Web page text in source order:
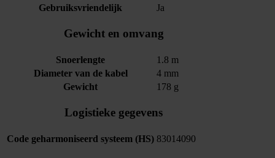
Gebruiksvriendelijk
Ja
Gewicht en omvang
Snoerlengte
1.8 m
Diameter van de kabel
4 mm
Gewicht
178 g
Logistieke gegevens
Code geharmoniseerd systeem (HS) 83014090